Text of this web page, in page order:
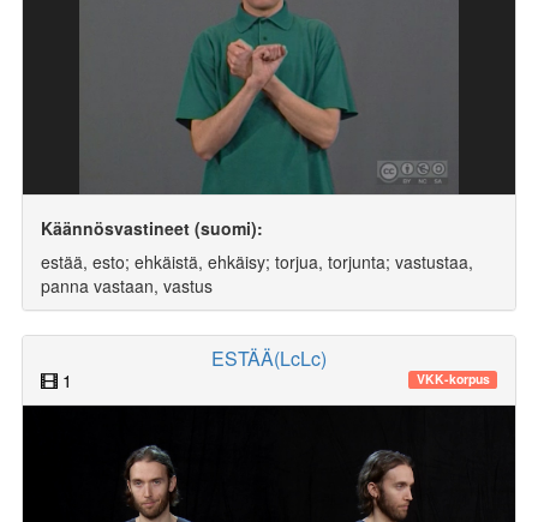
Käännösvastineet (suomi):
estää, esto; ehkäistä, ehkäisy; torjua, torjunta; vastustaa,
panna vastaan, vastus
ESTÄÄ(LcLc)
1 VKK-korpus